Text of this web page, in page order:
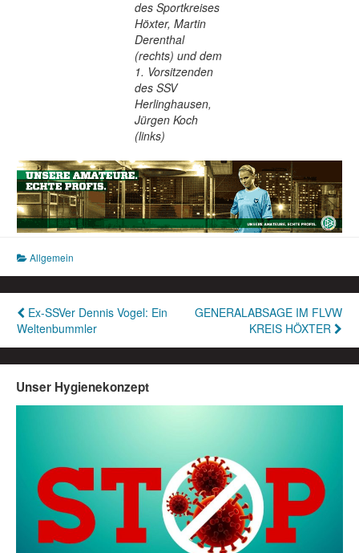
des Sportkreises
Höxter, Martin
Derenthal
(rechts) und dem
1. Vorsitzenden
des SSV
Herlinghausen,
Jürgen Koch
(links)
Allgemein
Beitragsnavigation
Ex-SSVer Dennis Vogel: Ein
Weltenbummler
GENERALABSAGE IM FLVW
KREIS HÖXTER
Unser Hygienekonzept